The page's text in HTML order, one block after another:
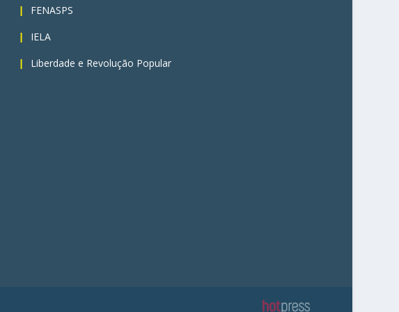
FENASPS
IELA
Liberdade e Revolução Popular